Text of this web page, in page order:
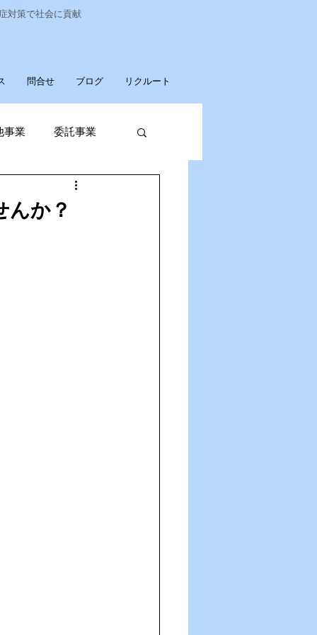
対策で社会に貢献
問合せ ブログ リクルート
事業 委託事業
んか？